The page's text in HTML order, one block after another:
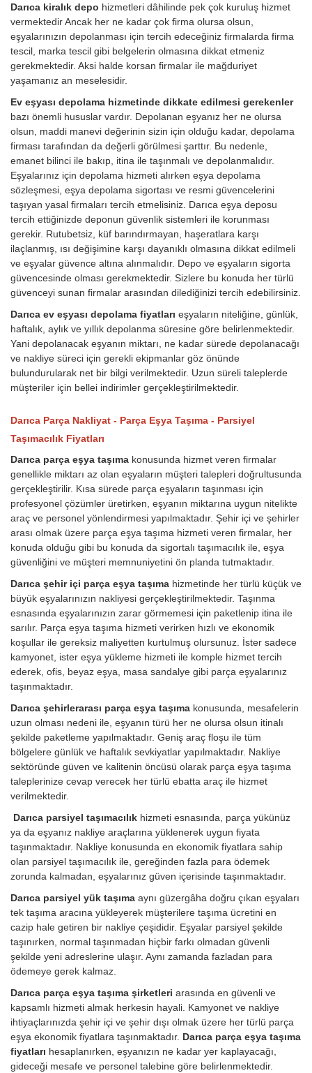
Darıca kiralık depo hizmetleri dâhilinde pek çok kuruluş hizmet
vermektedir Ancak her ne kadar çok firma olursa olsun,
eşyalarınızın depolanması için tercih edeceğiniz firmalarda firma
tescil, marka tescil gibi belgelerin olmasına dikkat etmeniz
gerekmektedir. Aksi halde korsan firmalar ile mağduriyet
yaşamanız an meselesidir.
Ev eşyası depolama hizmetinde dikkate edilmesi gerekenler
bazı önemli hususlar vardır. Depolanan eşyanız her ne olursa
olsun, maddi manevi değerinin sizin için olduğu kadar, depolama
firması tarafından da değerli görülmesi şarttır. Bu nedenle,
emanet bilinci ile bakıp, itina ile taşınmalı ve depolanmalıdır.
Eşyalarınız için depolama hizmeti alırken eşya depolama
sözleşmesi, eşya depolama sigortası ve resmi güvencelerini
taşıyan yasal firmaları tercih etmelisiniz. Darıca eşya deposu
tercih ettiğinizde deponun güvenlik sistemleri ile korunması
gerekir. Rutubetsiz, küf barındırmayan, haşeratlara karşı
ilaçlanmış, ısı değişimine karşı dayanıklı olmasına dikkat edilmeli
ve eşyalar güvence altına alınmalıdır. Depo ve eşyaların sigorta
güvencesinde olması gerekmektedir. Sizlere bu konuda her türlü
güvenceyi sunan firmalar arasından dilediğinizi tercih edebilirsiniz.
Darıca ev eşyası depolama fiyatları eşyaların niteliğine, günlük,
haftalık, aylık ve yıllık depolanma süresine göre belirlenmektedir.
Yani depolanacak eşyanın miktarı, ne kadar sürede depolanacağı
ve nakliye süreci için gerekli ekipmanlar göz önünde
bulundurularak net bir bilgi verilmektedir. Uzun süreli taleplerde
müşteriler için bellei indirimler gerçekleştirilmektedir.
Darıca Parça Nakliyat - Parça Eşya Taşıma - Parsiyel
Taşımacılık Fiyatları
Darıca parça eşya taşıma konusunda hizmet veren firmalar
genellikle miktarı az olan eşyaların müşteri talepleri doğrultusunda
gerçekleştirilir. Kısa sürede parça eşyaların taşınması için
profesyonel çözümler üretirken, eşyanın miktarına uygun nitelikte
araç ve personel yönlendirmesi yapılmaktadır. Şehir içi ve şehirler
arası olmak üzere parça eşya taşıma hizmeti veren firmalar, her
konuda olduğu gibi bu konuda da sigortalı taşımacılık ile, eşya
güvenliğini ve müşteri memnuniyetini ön planda tutmaktadır.
Darıca şehir içi parça eşya taşıma hizmetinde her türlü küçük ve
büyük eşyalarınızın nakliyesi gerçekleştirilmektedir. Taşınma
esnasında eşyalarınızın zarar görmemesi için paketlenip itina ile
sarılır. Parça eşya taşıma hizmeti verirken hızlı ve ekonomik
koşullar ile gereksiz maliyetten kurtulmuş olursunuz. İster sadece
kamyonet, ister eşya yükleme hizmeti ile komple hizmet tercih
ederek, ofis, beyaz eşya, masa sandalye gibi parça eşyalarınız
taşınmaktadır.
Darıca şehirlerarası parça eşya taşıma konusunda, mesafelerin
uzun olması nedeni ile, eşyanın türü her ne olursa olsun itinalı
şekilde paketleme yapılmaktadır. Geniş araç floşu ile tüm
bölgelere günlük ve haftalık sevkiyatlar yapılmaktadır. Nakliye
sektöründe güven ve kalitenin öncüsü olarak parça eşya taşıma
taleplerinize cevap verecek her türlü ebatta araç ile hizmet
verilmektedir.
Darıca parsiyel taşımacılık hizmeti esnasında, parça yükünüz
ya da eşyanız nakliye araçlarına yüklenerek uygun fiyata
taşınmaktadır. Nakliye konusunda en ekonomik fiyatlara sahip
olan parsiyel taşımacılık ile, gereğinden fazla para ödemek
zorunda kalmadan, eşyalarınız güven içerisinde taşınmaktadır.
Darıca parsiyel yük taşıma aynı güzergâha doğru çıkan eşyaları
tek taşıma aracına yükleyerek müşterilere taşıma ücretini en
cazip hale getiren bir nakliye çeşididir. Eşyalar parsiyel şekilde
taşınırken, normal taşınmadan hiçbir farkı olmadan güvenli
şekilde yeni adreslerine ulaşır. Aynı zamanda fazladan para
ödemeye gerek kalmaz.
Darıca parça eşya taşıma şirketleri arasında en güvenli ve
kapsamlı hizmeti almak herkesin hayali. Kamyonet ve nakliye
ihtiyaçlarınızda şehir içi ve şehir dışı olmak üzere her türlü parça
eşya ekonomik fiyatlara taşınmaktadır. Darıca parça eşya taşıma
fiyatları hesaplanırken, eşyanızın ne kadar yer kaplayacağı,
gideceği mesafe ve personel talebine göre belirlenmektedir.